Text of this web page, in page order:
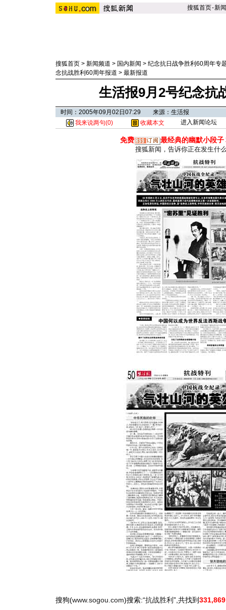
搜狐首页-新闻
搜狐首页 > 新闻频道 > 国内新闻 > 纪念抗日战争胜利60周年专
念抗战胜利60周年报道 > 最新报道
生活报9月2号纪念抗
时间：2005年09月02日07:29 来源：生活报
我来说两句(0) 收藏本文 进入新闻论坛
免费 最经典的幽默小段子
搜狐新闻，告诉你正在发生什
搜狗(www.sogou.com)搜索:“抗战胜利 ”,共找到